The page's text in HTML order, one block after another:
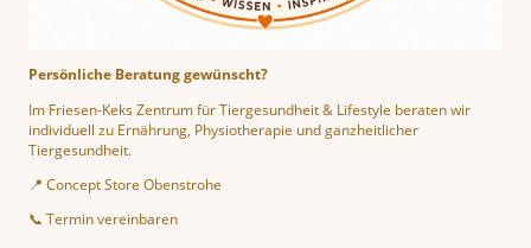
Persönliche Beratung gewünscht?
Im Friesen-Keks Zentrum für Tiergesundheit & Lifestyle beraten wir
individuell zu Ernährung, Physiotherapie und ganzheitlicher
Tiergesundheit.
📍 Concept Store Obenstrohe
📞 Termin vereinbaren